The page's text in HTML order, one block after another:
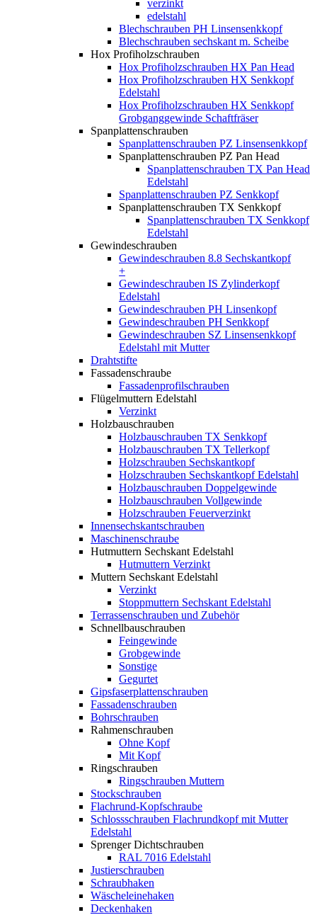
verzinkt
edelstahl
Blechschrauben PH Linsensenkkopf
Blechschrauben sechskant m. Scheibe
Hox Profiholzschrauben
Hox Profiholzschrauben HX Pan Head
Hox Profiholzschrauben HX Senkkopf
Edelstahl
Hox Profiholzschrauben HX Senkkopf
Grobganggewinde Schaftfräser
Spanplattenschrauben
Spanplattenschrauben PZ Linsensenkkopf
Spanplattenschrauben PZ Pan Head
Spanplattenschrauben TX Pan Head
Edelstahl
Spanplattenschrauben PZ Senkkopf
Spanplattenschrauben TX Senkkopf
Spanplattenschrauben TX Senkkopf
Edelstahl
Gewindeschrauben
Gewindeschrauben 8.8 Sechskantkopf
+
Gewindeschrauben IS Zylinderkopf
Edelstahl
Gewindeschrauben PH Linsenkopf
Gewindeschrauben PH Senkkopf
Gewindeschrauben SZ Linsensenkkopf
Edelstahl mit Mutter
Drahtstifte
Fassadenschraube
Fassadenprofilschrauben
Flügelmuttern Edelstahl
Verzinkt
Holzbauschrauben
Holzbauschrauben TX Senkkopf
Holzbauschrauben TX Tellerkopf
Holzschrauben Sechskantkopf
Holzschrauben Sechskantkopf Edelstahl
Holzbauschrauben Doppelgewinde
Holzbauschrauben Vollgewinde
Holzschrauben Feuerverzinkt
Innensechskantschrauben
Maschinenschraube
Hutmuttern Sechskant Edelstahl
Hutmuttern Verzinkt
Muttern Sechskant Edelstahl
Verzinkt
Stoppmuttern Sechskant Edelstahl
Terrassenschrauben und Zubehör
Schnellbauschrauben
Feingewinde
Grobgewinde
Sonstige
Gegurtet
Gipsfaserplattenschrauben
Fassadenschrauben
Bohrschrauben
Rahmenschrauben
Ohne Kopf
Mit Kopf
Ringschrauben
Ringschrauben Muttern
Stockschrauben
Flachrund-Kopfschraube
Schlossschrauben Flachrundkopf mit Mutter
Edelstahl
Sprenger Dichtschrauben
RAL 7016 Edelstahl
Justierschrauben
Schraubhaken
Wäscheleinehaken
Deckenhaken